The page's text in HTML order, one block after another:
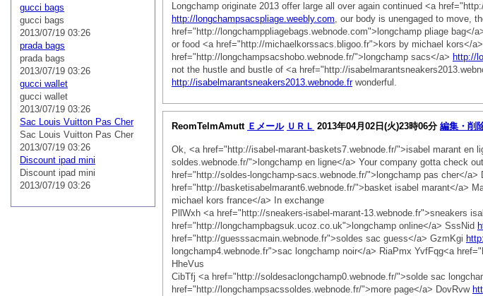
Longchamp originate 2013 offer large all over again continued <a
http://longchampsacspliage.weebly.com, our body is unengaged to move,
href="http://longchamppliagebags.webnode.com">longchamp pliage bag</
or food <a href="http://michaelkorssacs.bligoo.fr">kors by michael kors</
href="http://longchampsacshobo.webnode.fr/">longchamp sacs</a> http://
not the hustle and bustle of <a href="http://
http://isabelmarantsneakers2013.webnode.frwonderful.
ReomTelmAmutt Ｅメール ＵＲＬ 2013年04月02日(火)23時06分 編集・削
Ok, <a href="http://isabel-marant-baskets7.webnode.fr/">isabel marant en
soldes.webnode.fr/">longchamp en ligne</a> Your company gotta check
href="http://soldes-longchamp-sacs.webnode.fr/">longchamp pas cher</
href="http://basketisabelmarant6.webnode.fr/">basket isabel marant</a>
michael kors france</a> In exchange
PllWxh <a href="http://sneakers-isabel-marant-13.webnode.fr">sneakers
href="http://longchampbagsuk.ucoz.co.uk">longchamp online</a> SssNid
href="http://guesssacmain.webnode.fr">soldes sac guess</a> GzmKgi
longchamp4.webnode.fr">sac longchamp noir</a> RiaPmx YvfFqg<a
HheVus
CibTfj <a href="http://soldesaclongchamp0.webnode.fr/">solde sac
href="http://longchampsacssoldes.webnode.fr/">more page</a> DovRvw
gucci bags
gucci bags
2013/07/19 03:26
prada bags
prada bags
2013/07/19 03:26
gucci wallet
gucci wallet
2013/07/19 03:26
Sac Louis Vuitton Pas Cher
Sac Louis Vuitton Pas Cher
2013/07/19 03:26
Discount ipad mini
Discount ipad mini
2013/07/19 03:26